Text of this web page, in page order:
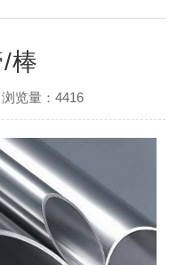
棒
浏览量：4416